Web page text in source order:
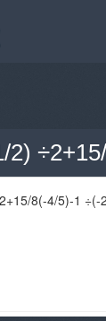
8(-4/5)-1 ÷(-